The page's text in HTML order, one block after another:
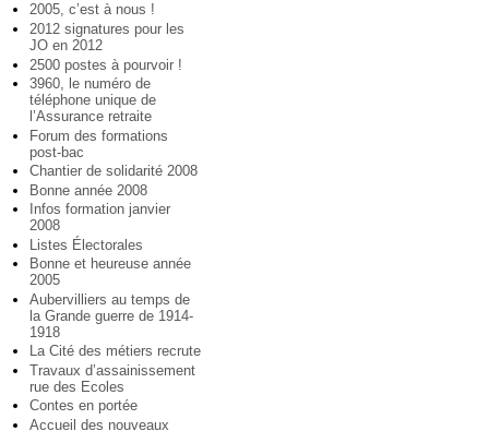
2005, c’est à nous !
2012 signatures pour les
JO en 2012
2500 postes à pourvoir !
3960, le numéro de
téléphone unique de
l’Assurance retraite
Forum des formations
post-bac
Chantier de solidarité 2008
Bonne année 2008
Infos formation janvier
2008
Listes Électorales
Bonne et heureuse année
2005
Aubervilliers au temps de
la Grande guerre de 1914-
1918
La Cité des métiers recrute
Travaux d’assainissement
rue des Ecoles
Contes en portée
Accueil des nouveaux